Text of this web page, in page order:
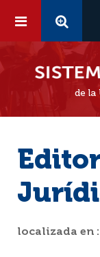
de la
localizada en :